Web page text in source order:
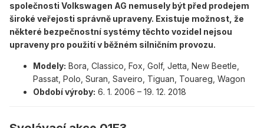
společnosti Volkswagen AG nemusely být před prodejem
široké veřejosti správně upraveny. Existuje možnost, že
některé bezpečnostní systémy těchto vozidel nejsou
upraveny pro použití v běžném silničním provozu.
Modely: Bora, Classico, Fox, Golf, Jetta, New Beetle,
Passat, Polo, Suran, Saveiro, Tiguan, Touareg, Wagon
Období výroby: 6. 1. 2006 – 19. 12. 2018